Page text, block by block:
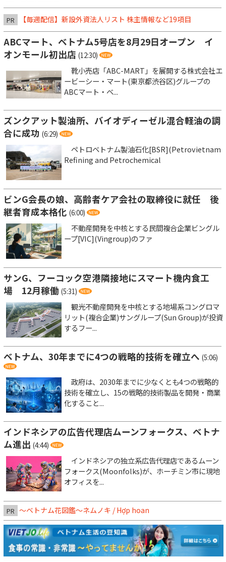
PR 【毎週配信】新設外資法人リスト 株主情報など19項目
ABCマート、ベトナム5号店を8月29日オープン イ
オンモール初出店 (12:30)
靴小売店「ABC-MART」を展開する株式会社エ
ービーシー・マート(東京都渋谷区)グループの
ABCマート・ベ...
ズンクアット製油所、バイオディーゼル混合軽油の調
合に成功 (6:29)
ペトロベトナム製油石化[BSR](Petrovietnam
Refining and Petrochemical
ビンG会長の娘、高齢者ケア会社の取締役に就任 後
継者育成本格化 (6:00)
不動産開発を中核とする民間複合企業ビングル
ープ[VIC](Vingroup)のファ
サンG、フーコック空港隣接地にスマート機内食工
場 12月稼働 (5:31)
観光不動産開発を中核とする地場系コングロマ
リット(複合企業)サングループ(Sun Group)が投資
するフー...
ベトナム、30年までに4つの戦略的技術を確立へ (5:06)
政府は、2030年までに少なくとも4つの戦略的
技術を確立し、15の戦略的技術製品を開発・商業
化すること...
インドネシアの広告代理店ムーンフォークス、ベトナ
ム進出 (4:44)
インドネシアの独立系広告代理店であるムーン
フォークス(Moonfolks)が、ホーチミン市に現地
オフィスを...
PR ～ベトナム花図鑑～ネムノキ / Hợp hoan